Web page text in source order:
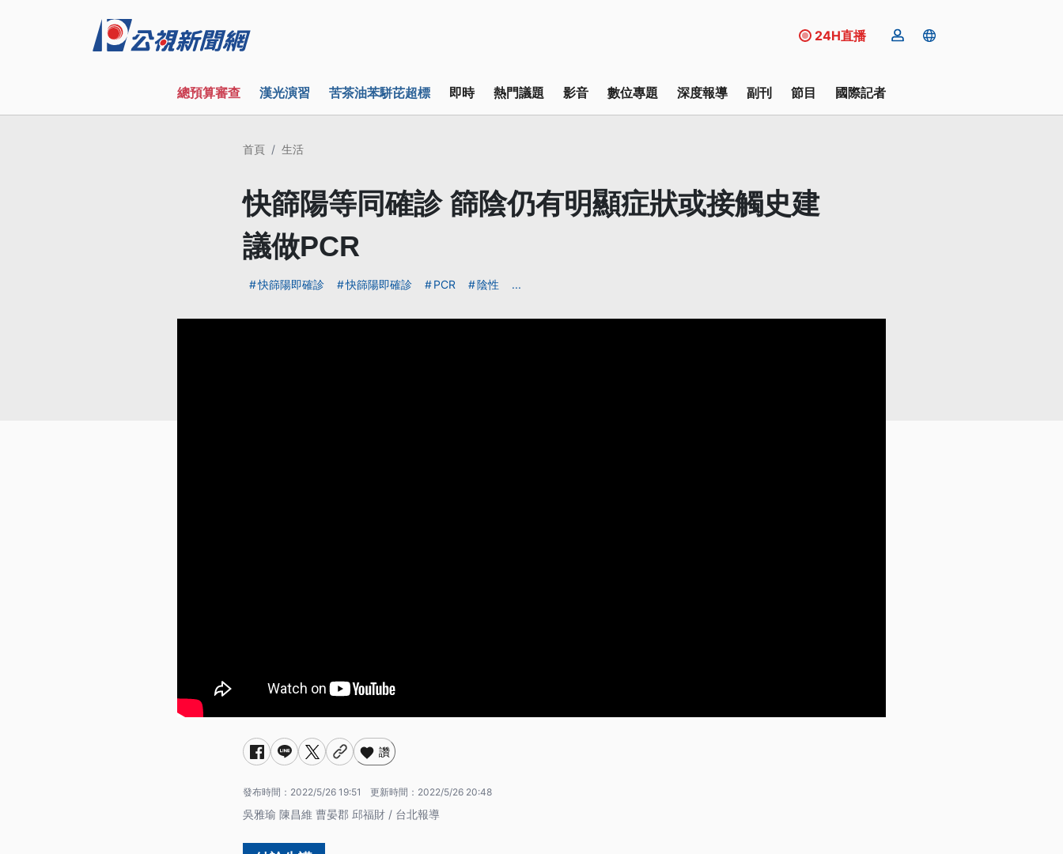
24H直播
總預算審查 漢光演習 苦茶油苯駢芘超標 即時 熱門議題 影音 數位專題 深度報導 副刊 節目 國際記者
首頁 生活
快篩陽等同確診 篩陰仍有明顯症狀或接觸史建
議做PCR
快篩陽即確診 快篩陽即確診 PCR 陰性 ...
讚
發布時間： 2022/5/26 19:51 更新時間： 2022/5/26 20:48
吳雅瑜 陳昌維 曹晏郡 邱福財 / 台北報導